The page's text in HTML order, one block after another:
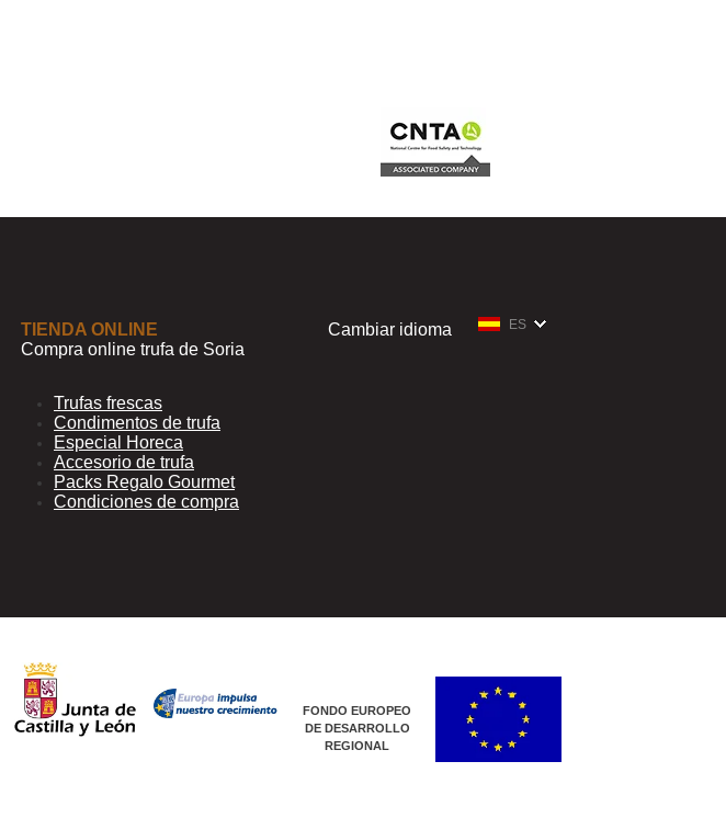
TIENDA ONLINE
Compra online trufa de Soria
Trufas frescas
Condimentos de trufa
Especial Horeca
Accesorio de trufa
Packs Regalo Gourmet
Condiciones de compra
Cambiar idioma ES
FONDO EUROPEO
DE DESARROLLO
REGIONAL